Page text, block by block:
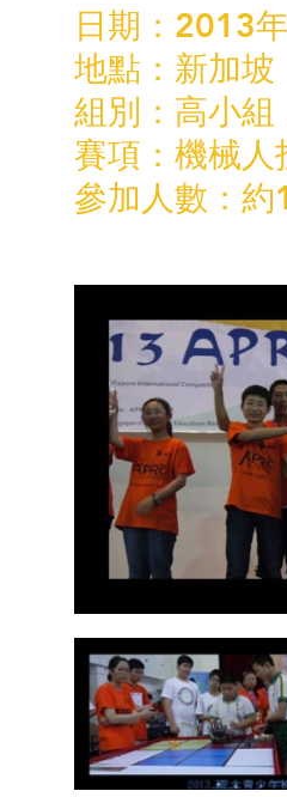
日期：2013
地點：新加坡
組別：高小組
賽項：機械人
參加人數：約